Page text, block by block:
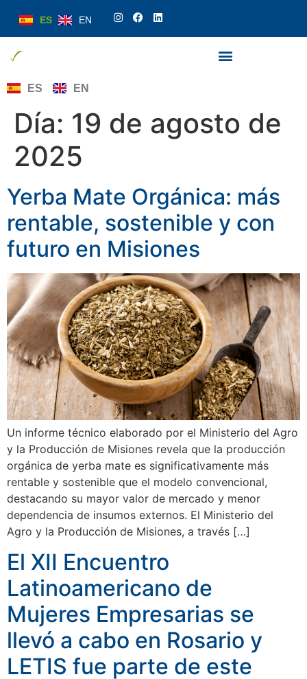
ES EN
ES EN
Día: 19 de agosto de
2025
Yerba Mate Orgánica: más
rentable, sostenible y con
futuro en Misiones
Un informe técnico elaborado por el Ministerio del Agro
y la Producción de Misiones revela que la producción
orgánica de yerba mate es significativamente más
rentable y sostenible que el modelo convencional,
destacando su mayor valor de mercado y menor
dependencia de insumos externos. El Ministerio del
Agro y la Producción de Misiones, a través […]
El XII Encuentro
Latinoamericano de
Mujeres Empresarias se
llevó a cabo en Rosario y
LETIS fue parte de este